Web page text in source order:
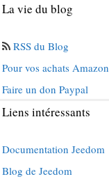
La vie du blog
RSS du Blog
Pour vos achats Amazon
Faire un don Paypal
Liens intéressants
Documentation Jeedom
Blog de Jeedom